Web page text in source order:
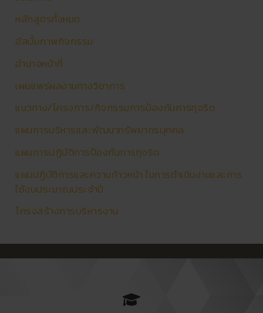
หลักสูตรทั้งหมด
อัลบั้มภาพกิจกรรม
อำนาจหน้าที่
เผยแพร่ผลงานทางวิชาการ
แนวทาง/โครงการ/กิจกรรมการป้องกันการทุจริต
แผนการบริหารและพัฒนาทรัพยากรบุคคล
แผนการปฏิบัติการป้องกันการทุจริต
แผนปฏิบัติการและความก้าวหน้า ในการดำเนินงานและการ
ใช้งบประมาณประจำปี
โครงสร้างการบริหารงาน